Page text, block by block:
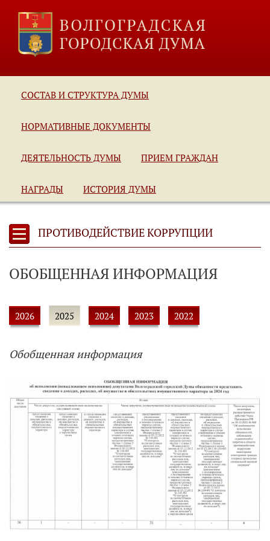
СОСТАВ И СТРУКТУРА ДУМЫ
НОРМАТИВНЫЕ ДОКУМЕНТЫ
ДЕЯТЕЛЬНОСТЬ ДУМЫ ПРИЕМ ГРАЖДАН
НАГРАДЫ ИСТОРИЯ ДУМЫ
ПРОТИВОДЕЙСТВИЕ КОРРУПЦИИ
ОБОБЩЕННАЯ ИНФОРМАЦИЯ
2026 2025 2024 2023 2022
Обобщенная информация